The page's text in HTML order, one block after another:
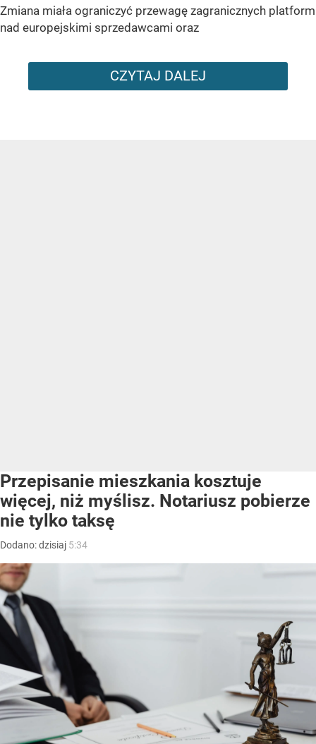
Zmiana miała ograniczyć przewagę zagranicznych platform
nad europejskimi sprzedawcami oraz
CZYTAJ DALEJ
Przepisanie mieszkania kosztuje
więcej, niż myślisz. Notariusz pobierze
nie tylko taksę
Dodano:dzisiaj 5:34